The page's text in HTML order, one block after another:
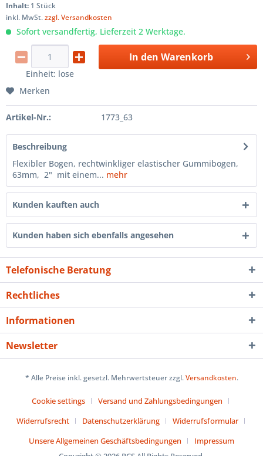
Inhalt: 1 Stück
inkl. MwSt.zzgl. Versandkosten
Sofort versandfertig, Lieferzeit 2 Werktage.
Einheit: lose
In den Warenkorb
Merken
Artikel-Nr.: 1773_63
Beschreibung
Flexibler Bogen, rechtwinkliger elastischer Gummibogen,
63mm, 2" mit einem... mehr
Kunden kauften auch
Kunden haben sich ebenfalls angesehen
Telefonische Beratung
Rechtliches
Informationen
Newsletter
* Alle Preise inkl. gesetzl. Mehrwertsteuer zzgl.Versandkosten.
Cookie settings
Versand und Zahlungsbedingungen
Widerrufsrecht
Datenschutzerklärung
Widerrufsformular
Unsere Allgemeinen Geschäftsbedingungen
Impressum